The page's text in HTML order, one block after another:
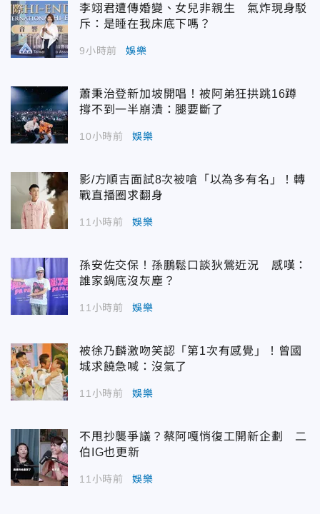
李翊君遭傳婚變、女兒非親生 氣炸現身駁
斥：是睡在我床底下嗎？
9小時前 娛樂
蕭秉治登新加坡開唱！被阿弟狂拱跳16蹲
撐不到一半崩潰：腿要斷了
10小時前 娛樂
影/方順吉面試8次被嗆「以為多有名」！轉
戰直播圈求翻身
11小時前 娛樂
孫安佐交保！孫鵬鬆口談狄鶯近況 感嘆：
誰家鍋底沒灰塵？
11小時前 娛樂
被徐乃麟激吻笑認「第1次有感覺」！曾國
城求饒急喊：沒氣了
11小時前 娛樂
不甩抄襲爭議？蔡阿嘎悄復工開新企劃 二
伯IG也更新
11小時前 娛樂